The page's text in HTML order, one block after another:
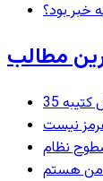
مطالب
کتیبه
نیست
نظام